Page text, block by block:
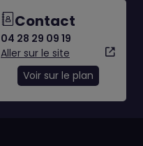
Contact
04 28 29 09 19
Aller sur le site
Voir sur le plan